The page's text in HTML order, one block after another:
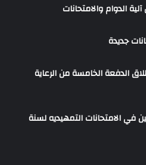
الدوام والامتحانات
جديدة
الدفعة الخامسة من الرعاية
في الامتحانات التمهيديه لسنة